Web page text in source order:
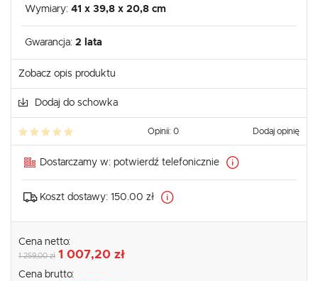
Wymiary: 41 x 39,8 x 20,8 cm
Gwarancja: 2 lata
Zobacz opis produktu
Dodaj do schowka
Opinii: 0 Dodaj opinię
Dostarczamy w: potwierdź telefonicznie
Koszt dostawy: 150.00 zł
Cena netto:
1 259,00 zł 1 007,20 zł
Cena brutto: